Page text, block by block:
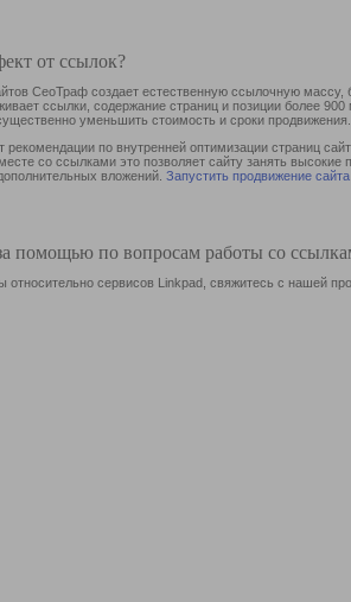
от ссылок?
СеоТраф создает естественную ссылочную
ссылки, содержание страниц и позиции более
уменьшить стоимость и сроки продвижения.
по внутренней оптимизации страниц
со ссылками это позволяет сайту занять
вложений. Запустить продвижение сайта
помощью по вопросам работы со
относительно сервисов Linkpad, свяжитесь с нашей